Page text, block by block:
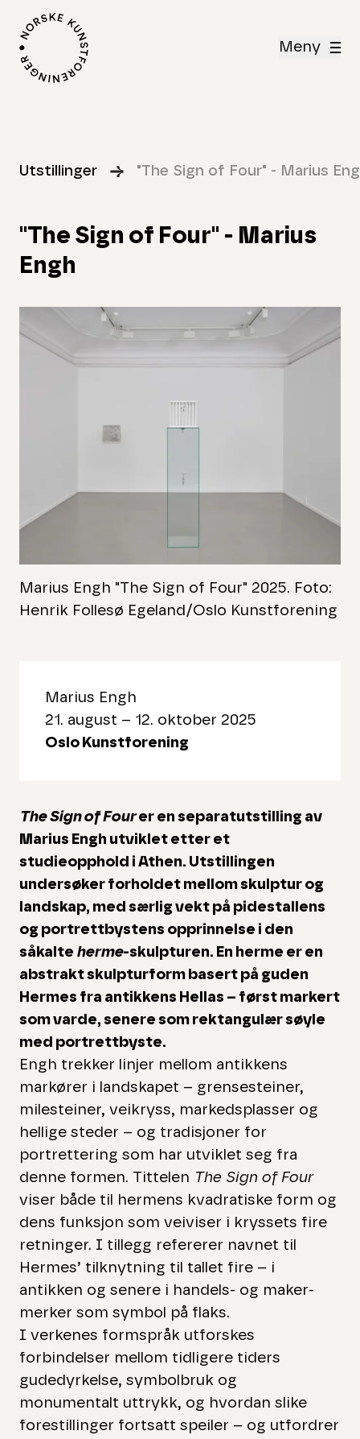
Meny
Utstillinger "The Sign of Four" - Marius
"The Sign of Four" - Marius
Engh
Marius Engh "The Sign of Four" 2025. Foto:
Henrik Follesø Egeland/Oslo Kunstforening
Marius Engh
21. august – 12. oktober 2025
Oslo Kunstforening
The Sign of Fourer en separatutstilling av
Marius Engh utviklet etter et
studieopphold i Athen. Utstillingen
undersøker forholdet mellom skulptur og
landskap, med særlig vekt på pidestallens
og portrettbystens opprinnelse i den
såkalte herme-skulpturen. En herme er en
abstrakt skulpturform basert på guden
Hermes fra antikkens Hellas – først markert
som varde, senere som rektangulær søyle
med portrettbyste.
Engh trekker linjer mellom antikkens
markører i landskapet – grensesteiner,
milesteiner, veikryss, markedsplasser og
hellige steder – og tradisjoner for
portrettering som har utviklet seg fra
denne formen. Tittelen The Sign of Four
viser både til hermens kvadratiske form og
dens funksjon som veiviser i kryssets fire
retninger. I tillegg refererer navnet til
Hermes’ tilknytning til tallet fire – i
antikken og senere i handels- og maker-
merker som symbol på flaks.
I verkenes formspråk utforskes
forbindelser mellom tidligere tiders
gudedyrkelse, symbolbruk og
monumentalt uttrykk, og hvordan slike
forestillinger fortsatt speiler – og utfordrer